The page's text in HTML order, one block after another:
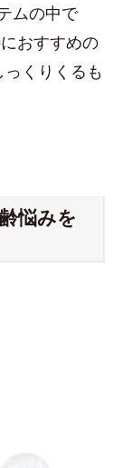
ムの中で
おすすめの
くりくるも
悩みを